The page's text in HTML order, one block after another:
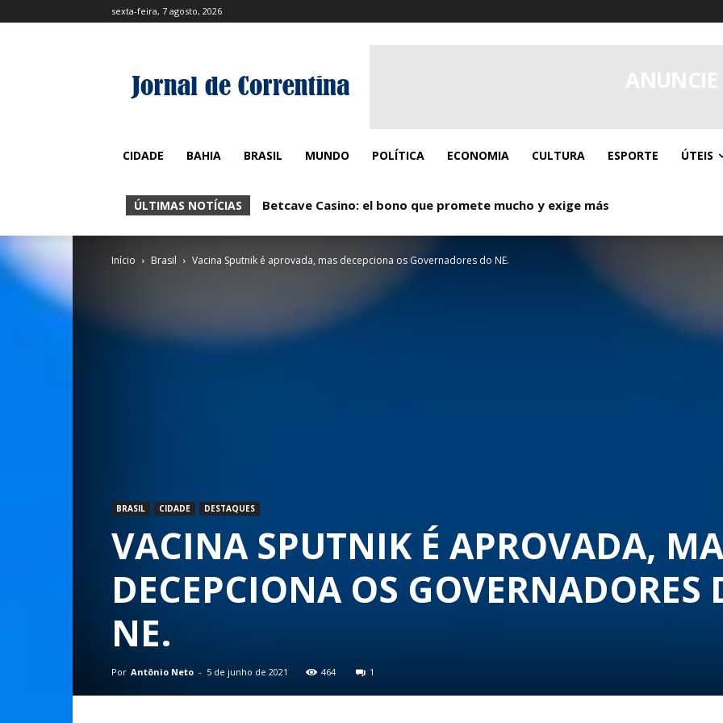
sexta-feira, 7 agosto, 2026
CIDADE BAHIA BRASIL MUNDO POLÍTICA ECONOMIA CULTURA ESPORTE ÚTEIS
ÚLTIMAS NOTÍCIAS Betcave Casino: el bono que promete mucho y exige más
Betcave Casino: Donde los giros gratis y el caos controlado se dan la
Início Brasil Vacina Sputnik é aprovada, mas decepciona os Governadores do NE.
BRASIL CIDADE DESTAQUES
VACINA SPUTNIK É APROVADA,
DECEPCIONA OS GOVERNADORES
NE.
Por Antônio Neto - 5 de junho de 2021 464 1